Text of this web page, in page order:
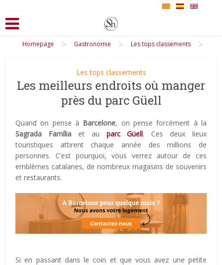
Homepage > Gastronomie > Les tops classements >
Les tops classements
Les meilleurs endroits où manger
près du parc Güell
Quand on pense à Barcelone, on pense forcément à la
Sagrada Família et au parc Güell. Ces deux lieux
touristiques attirent chaque année des millions de
personnes. C’est pourquoi, vous verrez autour de ces
emblèmes catalanes, de nombreux magasins de souvenirs
et restaurants.
Si en passant dans le coin et que vous avez une petite